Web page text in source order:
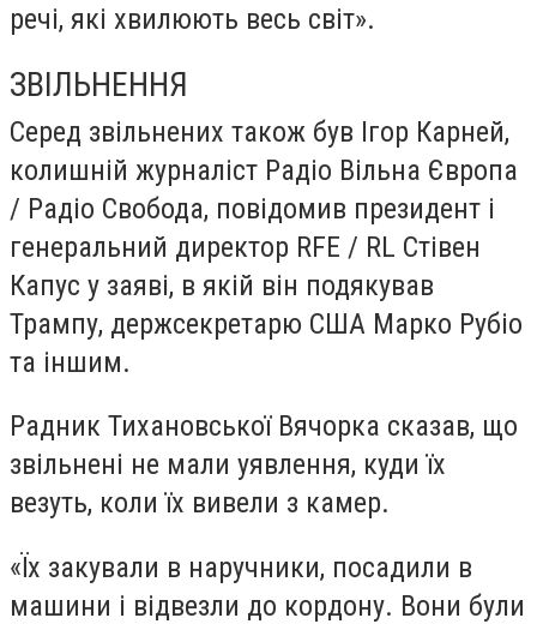
речі, які хвилюють весь світ».
ЗВІЛЬНЕННЯ
Серед звільнених також був Ігор Карней,
колишній журналіст Радіо Вільна Європа
/ Радіо Свобода, повідомив президент і
генеральний директор RFE / RL Стівен
Капус у заяві, в якій він подякував
Трампу, держсекретарю США Марко Рубіо
та іншим.
Радник Тихановської Вячорка сказав, що
звільнені не мали уявлення, куди їх
везуть, коли їх вивели з камер.
«Їх закували в наручники, посадили в
машини і відвезли до кордону. Вони були